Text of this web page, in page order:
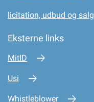
licitation, udbud og salg
Eksterne links
MitID
Usi
Whistleblower